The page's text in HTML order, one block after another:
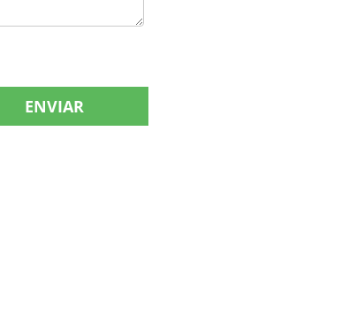
ENVIAR